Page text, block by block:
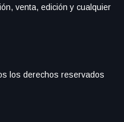
venta, edición y cualquier
los derechos reservados